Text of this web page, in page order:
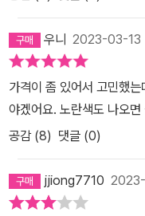
우니 2023-03-13
가격이 좀 있어서 고민했
야겠어요. 노란색도 나오면
공감 (8) 댓글 (0)
jjiong7710